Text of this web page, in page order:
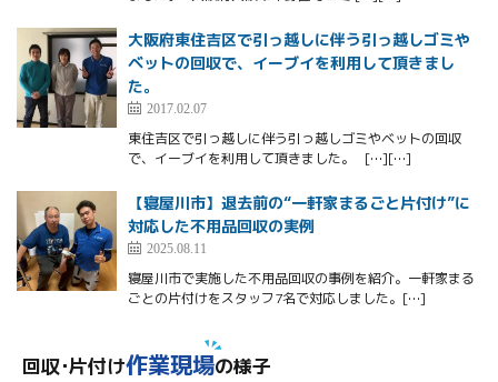
大阪府東住吉区で引っ越しに伴う引っ越しゴミや
ベットの回収で、イーブイを利用して頂きまし
た。
2017.02.07
東住吉区で引っ越しに伴う引っ越しゴミやベットの回収
で、イーブイを利用して頂きました。 […][…]
【寝屋川市】退去前の“一軒家まるごと片付け”に
対応した不用品回収の実例
2025.08.11
寝屋川市で実施した不用品回収の事例を紹介。一軒家まる
ごとの片付けをスタッフ7名で対応しました。[…]
回収･片付け作業現場の様子